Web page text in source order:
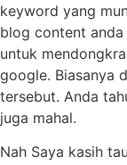
keyword yang
blog content anda
untuk
google. Biasanya
tersebut. Anda
juga mahal.
Nah Saya kasih